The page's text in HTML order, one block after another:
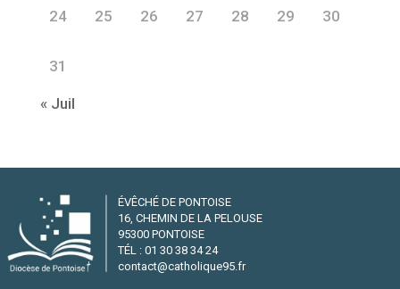
24 25 26 27 28 29 30
31
« Juil
ÉVÊCHÉ DE PONTOISE
16, CHEMIN DE LA PELOUSE
95300 PONTOISE
TÉL : 01 30 38 34 24
contact@catholique95.fr